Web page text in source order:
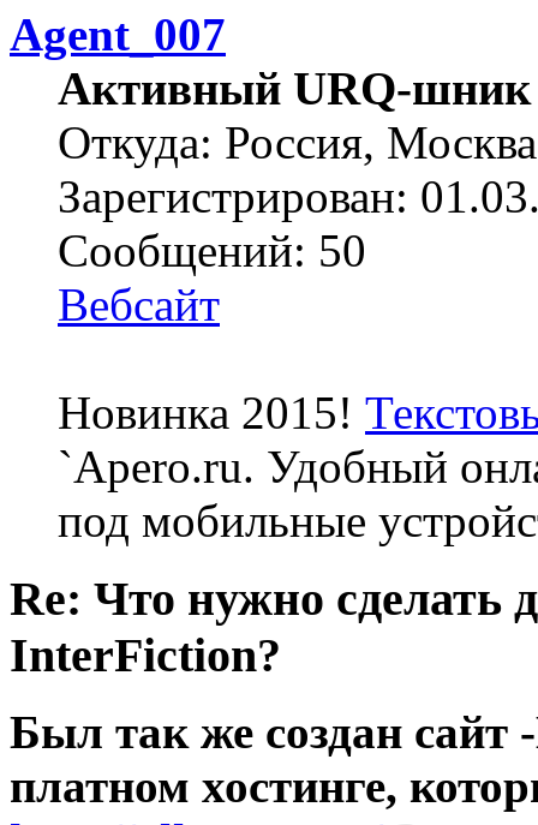
Agent_007
Активный URQ-шник
Откуда: Россия, Москва
Зарегистрирован:
Сообщений: 50
Вебсайт
Новинка 2015!
`Apero.ru. Удобный
под мобильные
Re: Что нужно сделать
InterFiction?
Был так же создан сайт
платном хостинге,